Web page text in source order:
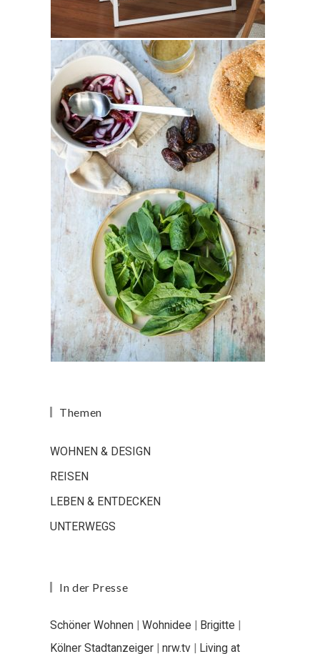
Themen
WOHNEN & DESIGN
REISEN
LEBEN & ENTDECKEN
UNTERWEGS
In der Presse
Schöner Wohnen | Wohnidee | Brigitte |
Kölner Stadtanzeiger | nrw.tv | Living at